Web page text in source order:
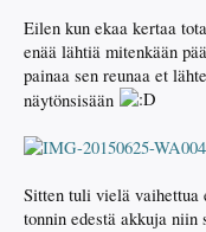
Eilen kun ekaa kertaa
enää lähtiä mitenkään
painaa sen reunaa et
näytönsisään
Sitten tuli vielä vaihettua
tonnin edestä akkuja niin